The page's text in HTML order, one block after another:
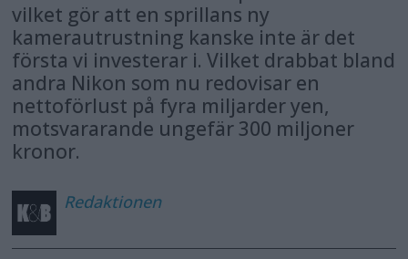
vilket gör att en sprillans ny
kamerautrustning kanske inte är det
första vi investerar i. Vilket drabbat bland
andra Nikon som nu redovisar en
nettoförlust på fyra miljarder yen,
motsvararande ungefär 300 miljoner
kronor.
Redaktionen